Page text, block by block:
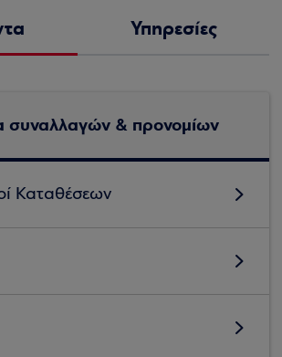
Υπηρεσίες
& προνομίων
Καταθέσεων